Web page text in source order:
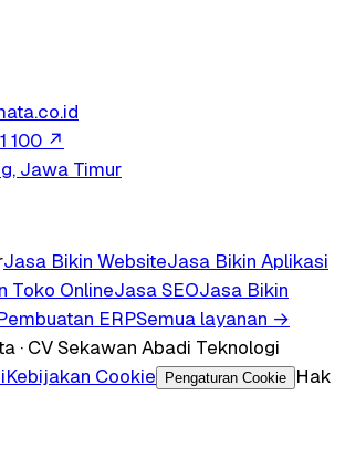
100 ↗
Jawa Timur
Jasa Bikin WebsiteJasa Bikin Aplikasi
Toko OnlineJasa SEOJasa Bikin
ERPSemua layanan →
· CV Sekawan Abadi Teknologi
Kebijakan Cookie Pengaturan Cookie
Hak